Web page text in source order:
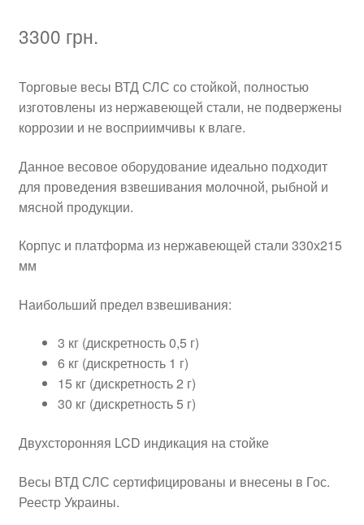
3300 грн.
Торговые весы ВТД СЛС со стойкой, полностью
изготовлены из нержавеющей стали, не подвержены
коррозии и не восприимчивы к влаге.
Данное весовое оборудование идеально подходит
для проведения взвешивания молочной, рыбной и
мясной продукции.
Корпус и платформа из нержавеющей стали 330х215
мм
Наибольший предел взвешивания:
3 кг (дискретность 0,5 г)
6 кг (дискретность 1 г)
15 кг (дискретность 2 г)
30 кг (дискретность 5 г)
Двухсторонняя LCD индикация на стойке
Весы ВТД СЛС сертифицированы и внесены в Гос.
Реестр Украины.